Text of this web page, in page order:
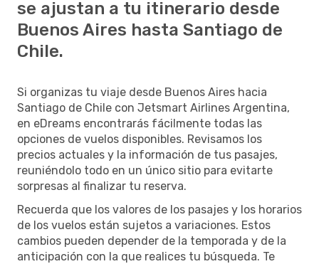
se ajustan a tu itinerario desde
Buenos Aires hasta Santiago de
Chile.
Si organizas tu viaje desde Buenos Aires hacia
Santiago de Chile con Jetsmart Airlines Argentina,
en eDreams encontrarás fácilmente todas las
opciones de vuelos disponibles. Revisamos los
precios actuales y la información de tus pasajes,
reuniéndolo todo en un único sitio para evitarte
sorpresas al finalizar tu reserva.
Recuerda que los valores de los pasajes y los horarios
de los vuelos están sujetos a variaciones. Estos
cambios pueden depender de la temporada y de la
anticipación con la que realices tu búsqueda. Te